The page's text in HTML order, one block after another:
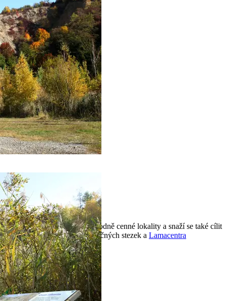
. Její členové zde pečují o přírodně cenné lokality a snaží se také cílit
na veřejnost. Kromě dvou naučných stezek a Lamacentra